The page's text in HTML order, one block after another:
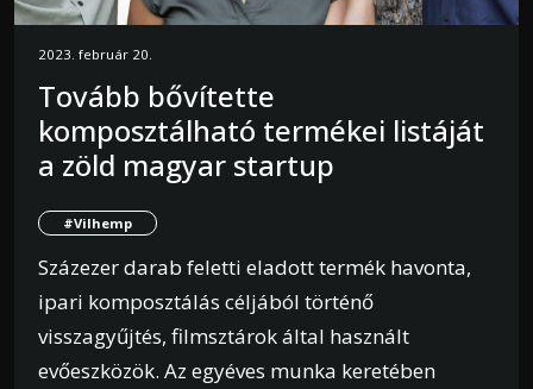
2023. február 20.
Tovább bővítette
komposztálható termékei listáját
a zöld magyar startup
#Vilhemp
Százezer darab feletti eladott termék havonta,
ipari komposztálás céljából történő
visszagyűjtés, filmsztárok által használt
evőeszközök. Az egyéves munka keretében